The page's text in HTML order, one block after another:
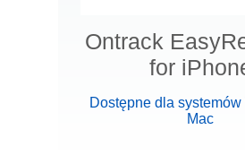
Ontrack
for
Dostępne dla
Mac